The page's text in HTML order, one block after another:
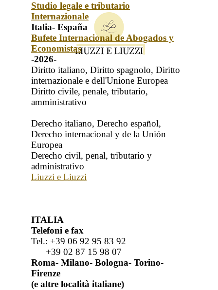
Studio legale e tributario
Internazionale
Italia- España
Bufete Internacional de Abogados y
Economistas
-2026-
Diritto italiano, Diritto spagnolo, Diritto
internazionale e dell'Unione Europea
Diritto civile, penale, tributario,
amministrativo
Derecho italiano, Derecho español,
Derecho internacional y de la Unión
Europea
Derecho civil, penal, tributario y
administrativo
Liuzzi e Liuzzi
ITALIA
Telefoni e fax
Tel.: +39 06 92 95 83 92
+39 02 87 15 98 07
Roma- Milano- Bologna- Torino-
Firenze
(e altre località italiane)